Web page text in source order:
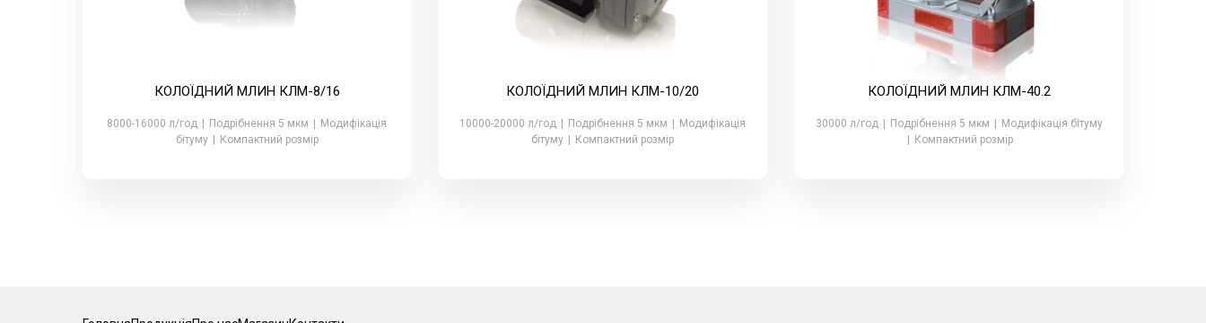
КОЛОЇДНИЙ МЛИН КЛМ-8/16
8000-16000 л/год Подрібнення 5 мкм
Модифікація
бітуму
Компактний розмір
КОЛОЇДНИЙ МЛИН КЛМ-10/20
10000-20000 л/год Подрібнення 5 мкм
Модифікація
бітуму
Компактний розмір
КОЛОЇДНИЙ МЛИН КЛМ-40.2
30000 л/год Подрібнення 5 мкм
Модифікація бітуму
Компактний розмір